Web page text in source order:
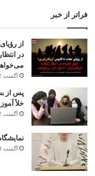
فراتر از خبر
از
آگست 2, 2026
پس از
خلأ
آگست 2, 2026
آگست 1, 2026